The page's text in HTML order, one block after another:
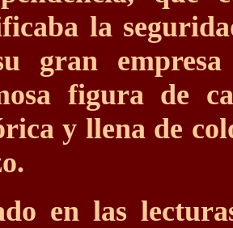
la
gran
figura de
y llena de
en las